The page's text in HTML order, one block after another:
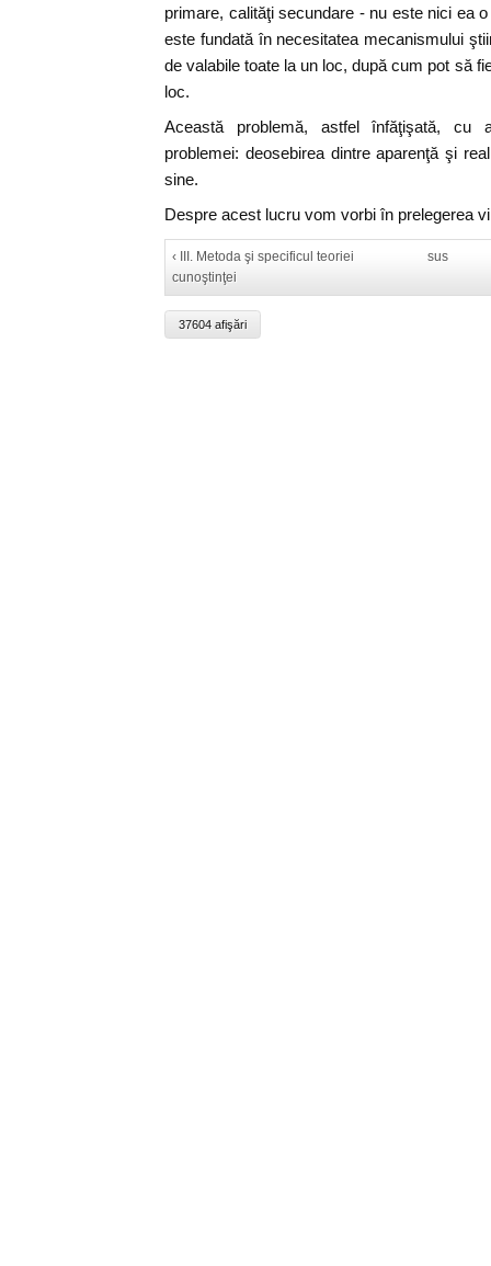
primare, calităţi secundare - nu este nici ea
este fundată în necesitatea mecanismului
de valabile toate la un loc, după cum pot să
loc.
Această problemă, astfel înfăţişată, cu
problemei: deosebirea dintre aparenţă şi
sine.
Despre acest lucru vom vorbi în prelegerea
‹ III. Metoda şi specificul teoriei
cunoştinţei
sus
37604 afişări